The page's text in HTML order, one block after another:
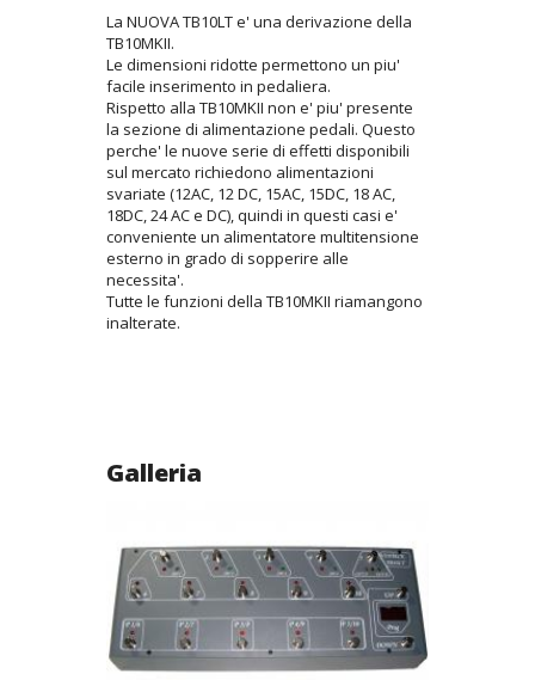
La NUOVA TB10LT e' una derivazione della
TB10MKII.
Le dimensioni ridotte permettono un piu'
facile inserimento in pedaliera.
Rispetto alla TB10MKII non e' piu' presente
la sezione di alimentazione pedali. Questo
perche' le nuove serie di effetti disponibili
sul mercato richiedono alimentazioni
svariate (12AC, 12 DC, 15AC, 15DC, 18 AC,
18DC, 24 AC e DC), quindi in questi casi e'
conveniente un alimentatore multitensione
esterno in grado di sopperire alle
necessita'.
Tutte le funzioni della TB10MKII riamangono
inalterate.
Galleria